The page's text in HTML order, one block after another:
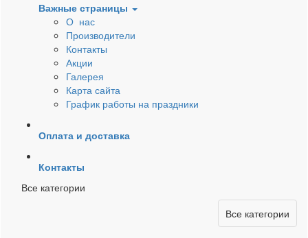
Важные страницы
О нас
Производители
Контакты
Акции
Галерея
Карта сайта
График работы на праздники
Оплата и доставка
Контакты
Все категории
Все категории